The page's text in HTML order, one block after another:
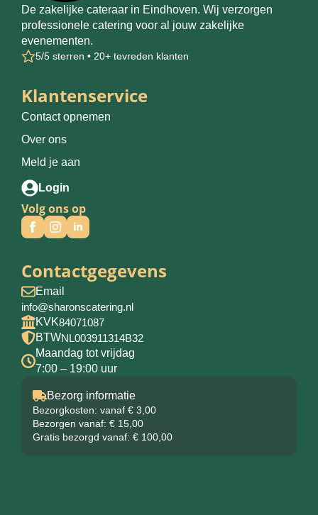
De zakelijke cateraar in Eindhoven. Wij verzorgen
professionele catering voor al jouw zakelijke
evenementen.
5/5 sterren • 20+ tevreden klanten
Klantenservice
Contact opnemen
Over ons
Meld je aan
Login
Volg ons op
Contactgegevens
Email
info@sharonscatering.nl
KVK84071087
BTWNL003911314B32
Maandag tot vrijdag
7:00 – 19:00 uur
Bezorg informatie
Bezorgkosten: vanaf € 3,00
Bezorgen vanaf: € 15,00
Gratis bezorgd vanaf: € 100,00